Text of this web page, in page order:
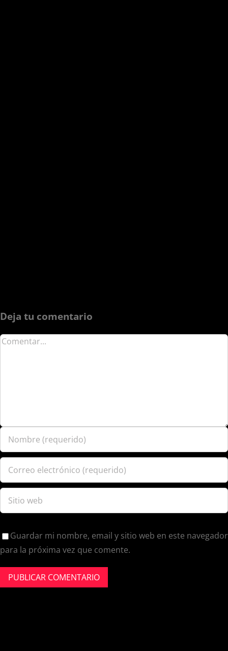
Deja tu comentario
Guardar mi nombre, email y sitio web en este navegador
para la próxima vez que comente.